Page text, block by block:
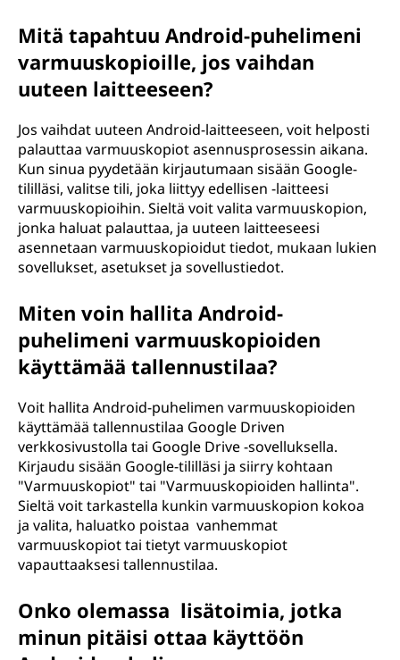
Mitä tapahtuu Android-puhelimeni
varmuuskopioille, jos vaihdan
uuteen laitteeseen?
Jos vaihdat uuteen Android-laitteeseen, voit helposti
palauttaa varmuuskopiot asennusprosessin aikana.
Kun sinua pyydetään kirjautumaan sisään Google-
tililläsi, valitse tili, joka liittyy edellisen -laitteesi
varmuuskopioihin. Sieltä voit valita varmuuskopion,
jonka haluat palauttaa, ja uuteen laitteeseesi
asennetaan varmuuskopioidut tiedot, mukaan lukien
sovellukset, asetukset ja sovellustiedot.
Miten voin hallita Android-
puhelimeni varmuuskopioiden
käyttämää tallennustilaa?
Voit hallita Android-puhelimen varmuuskopioiden
käyttämää tallennustilaa Google Driven
verkkosivustolla tai Google Drive -sovelluksella.
Kirjaudu sisään Google-tililläsi ja siirry kohtaan
"Varmuuskopiot" tai "Varmuuskopioiden hallinta".
Sieltä voit tarkastella kunkin varmuuskopion kokoa
ja valita, haluatko poistaa vanhemmat
varmuuskopiot tai tietyt varmuuskopiot
vapauttaaksesi tallennustilaa.
Onko olemassa lisätoimia, jotka
minun pitäisi ottaa käyttöön